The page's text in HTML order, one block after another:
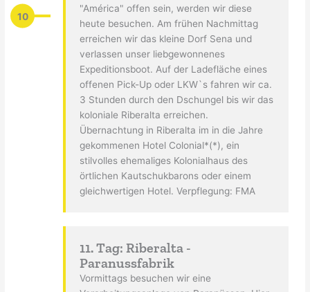
10
"América" offen sein, werden wir diese
heute besuchen. Am frühen Nachmittag
erreichen wir das kleine Dorf Sena und
verlassen unser liebgewonnenes
Expeditionsboot. Auf der Ladefläche eines
offenen Pick-Up oder LKW`s fahren wir ca.
3 Stunden durch den Dschungel bis wir das
koloniale Riberalta erreichen.
Übernachtung in Riberalta im in die Jahre
gekommenen Hotel Colonial*(*), ein
stilvolles ehemaliges Kolonialhaus des
örtlichen Kautschukbarons oder einem
gleichwertigen Hotel. Verpflegung: FMA
11. Tag: Riberalta -
Paranussfabrik
Vormittags besuchen wir eine